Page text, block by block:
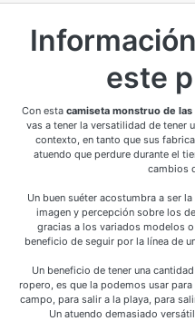
este
Con esta camiseta monstruo de las
vas a tener la versatilidad de tener
contexto, en tanto que sus
atuendo que perdure durante el
cambios
Un buen suéter acostumbra a ser
imagen y percepción sobre los
gracias a los variados modelos
beneficio de seguir por la línea de
Un beneficio de tener una
ropero, es que la podemos usar
campo, para salir a la playa, para
Un atuendo demasiado